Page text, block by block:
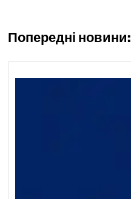
Попередні новини: